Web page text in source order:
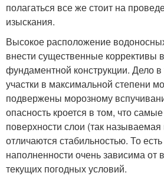
полагаться все же стоит на
изыскания.
Высокое расположение
внести существенные коррективы
фундаментной конструкции. Дело в
участки в максимальной степени
подвержены морозному
опасность кроется в том, что
поверхности слои (так
отличаются стабильностью. То
наполненности очень зависима от
текущих погодных условий.